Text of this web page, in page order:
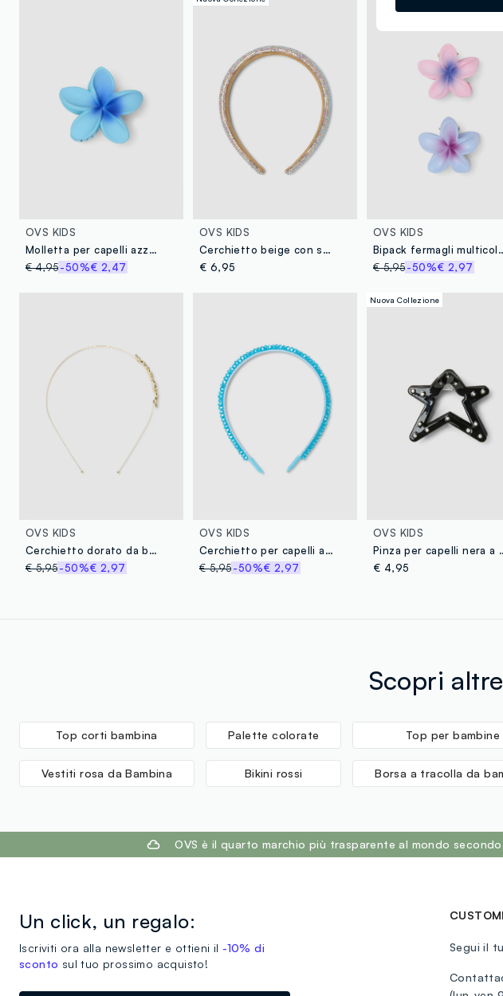
OVS KIDS
Molletta per capelli azzurra da bambina a forma di fiore
€ 4,95-50%€ 2,47
OVS KIDS
Cerchietto beige con strass multicolor per bambina e ragazza
€ 6,95
OVS KIDS
Bipack fermagli
€ 5,95-50%€ 2,97
OVS KIDS
Cerchietto dorato da bambina con decorazione floreale
€ 5,95-50%€ 2,97
OVS KIDS
Cerchietto per capelli azzurro da bambina
€ 5,95-50%€ 2,97
Nuova Collezione
OVS KIDS
Pinza per
€ 4,95
Scopri
Top corti bambina Palette colorate Top per bambine
Vestiti rosa da Bambina Bikini rossi Borsa a tracolla da
OVS è il quarto marchio più trasparente al mondo
Un click, un regalo:
Iscriviti ora alla newsletter e ottieni il -10% di
sconto sul tuo prossimo acquisto!
Segui il